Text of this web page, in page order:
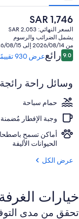
السعر
الحالي
هو
SAR
1,746
SAR 1,746
السعر النهائي: SAR 2,053
يشمل الضرائب والرسوم
من 2026/08/14 إلى 2026/08/15
التقييمات
9.09.0 من 10رائععرض 930 تقييمًا بأكملها
وسائل راحة رائجة
حمام سباحة
وجبة الإفطار مُضمنة
أماكن تسمح
الحيوانات الأليفة
عرض الكل
خيارات الغرفة
تحقق من مدى